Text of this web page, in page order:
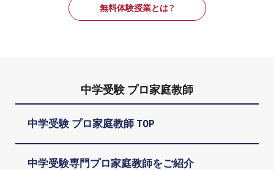
無料体験授業とは？
中学受験 プロ家庭教師
中学受験 プロ家庭教師 TOP
中学受験専門プロ家庭教師をご紹介